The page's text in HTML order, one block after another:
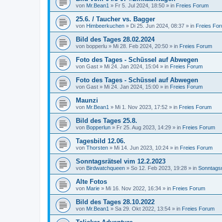
von Mr.Bean1 » Fr 5. Jul 2024, 18:50 » in Freies Forum
25.6. / Taucher vs. Bagger
von Himbeerkuchen » Di 25. Jun 2024, 08:37 » in Freies
Bild des Tages 28.02.2024
von bopperlu » Mi 28. Feb 2024, 20:50 » in Freies Forum
Foto des Tages - Schüssel auf Abwegen
von Gast » Mi 24. Jan 2024, 15:04 » in Freies Forum
Foto des Tages - Schüssel auf Abwegen
von Gast » Mi 24. Jan 2024, 15:00 » in Freies Forum
Maunzi
von Mr.Bean1 » Mi 1. Nov 2023, 17:52 » in Freies Forum
Bild des Tages 25.8.
von Bopperlun » Fr 25. Aug 2023, 14:29 » in Freies Forum
Tagesbild 12.06.
von Thorsten » Mi 14. Jun 2023, 10:24 » in Freies Forum
Sonntagsrätsel vim 12.2.2023
von Birdwatchqueen » So 12. Feb 2023, 19:28 » in
Alte Fotos
von Marie » Mi 16. Nov 2022, 16:34 » in Freies Forum
Bild des Tages 28.10.2022
von Mr.Bean1 » Sa 29. Okt 2022, 13:54 » in Freies Forum